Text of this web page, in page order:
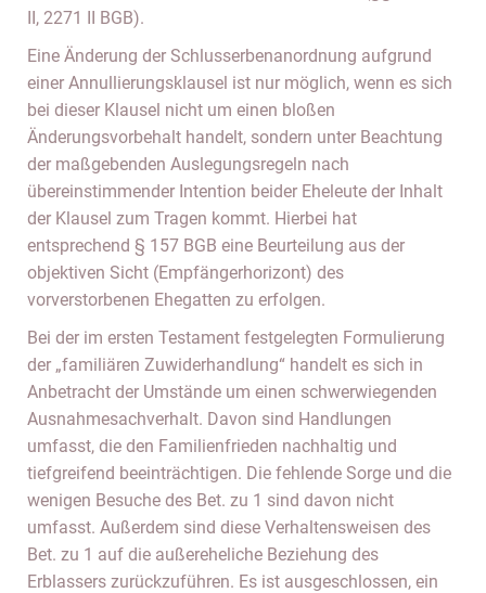
II, 2271 II BGB).
Eine Änderung der Schlusserbenanordnung aufgrund
einer Annullierungsklausel ist nur möglich, wenn es sich
bei dieser Klausel nicht um einen bloßen
Änderungsvorbehalt handelt, sondern unter Beachtung
der maßgebenden Auslegungsregeln nach
übereinstimmender Intention beider Eheleute der Inhalt
der Klausel zum Tragen kommt. Hierbei hat
entsprechend § 157 BGB eine Beurteilung aus der
objektiven Sicht (Empfängerhorizont) des
vorverstorbenen Ehegatten zu erfolgen.
Bei der im ersten Testament festgelegten Formulierung
der „familiären Zuwiderhandlung“ handelt es sich in
Anbetracht der Umstände um einen schwerwiegenden
Ausnahmesachverhalt. Davon sind Handlungen
umfasst, die den Familienfrieden nachhaltig und
tiefgreifend beeinträchtigen. Die fehlende Sorge und die
wenigen Besuche des Bet. zu 1 sind davon nicht
umfasst. Außerdem sind diese Verhaltensweisen des
Bet. zu 1 auf die außereheliche Beziehung des
Erblassers zurückzuführen. Es ist ausgeschlossen, ein